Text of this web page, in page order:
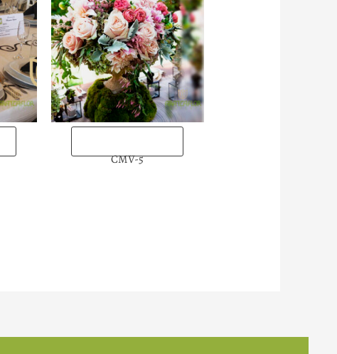
CMV-5